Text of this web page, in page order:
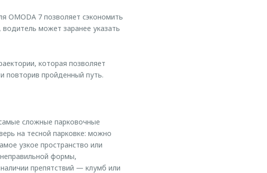
OMODA 7 позволяет сэкономить
может заранее указать
которая позволяет
повторив пройденный путь.
сложные парковочные
на тесной парковке: можно
узкое пространство или
формы,
препятствий — клумб или